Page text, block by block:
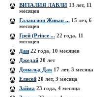
ВИТАЛИЯ ЛАВЛИ 13 лет, 11
месяцев
Галаксион Живая ... 15 лет, 6
месяцев
Грей (Prince ... 22 года, 11
месяцев
Дан 22 года, 10 месяцев
Джедай 20 лет
Дональд Дак 17 лет, 3 месяца
Елисей 20 лет, 3 месяца
Займа 23 года, 4 месяца